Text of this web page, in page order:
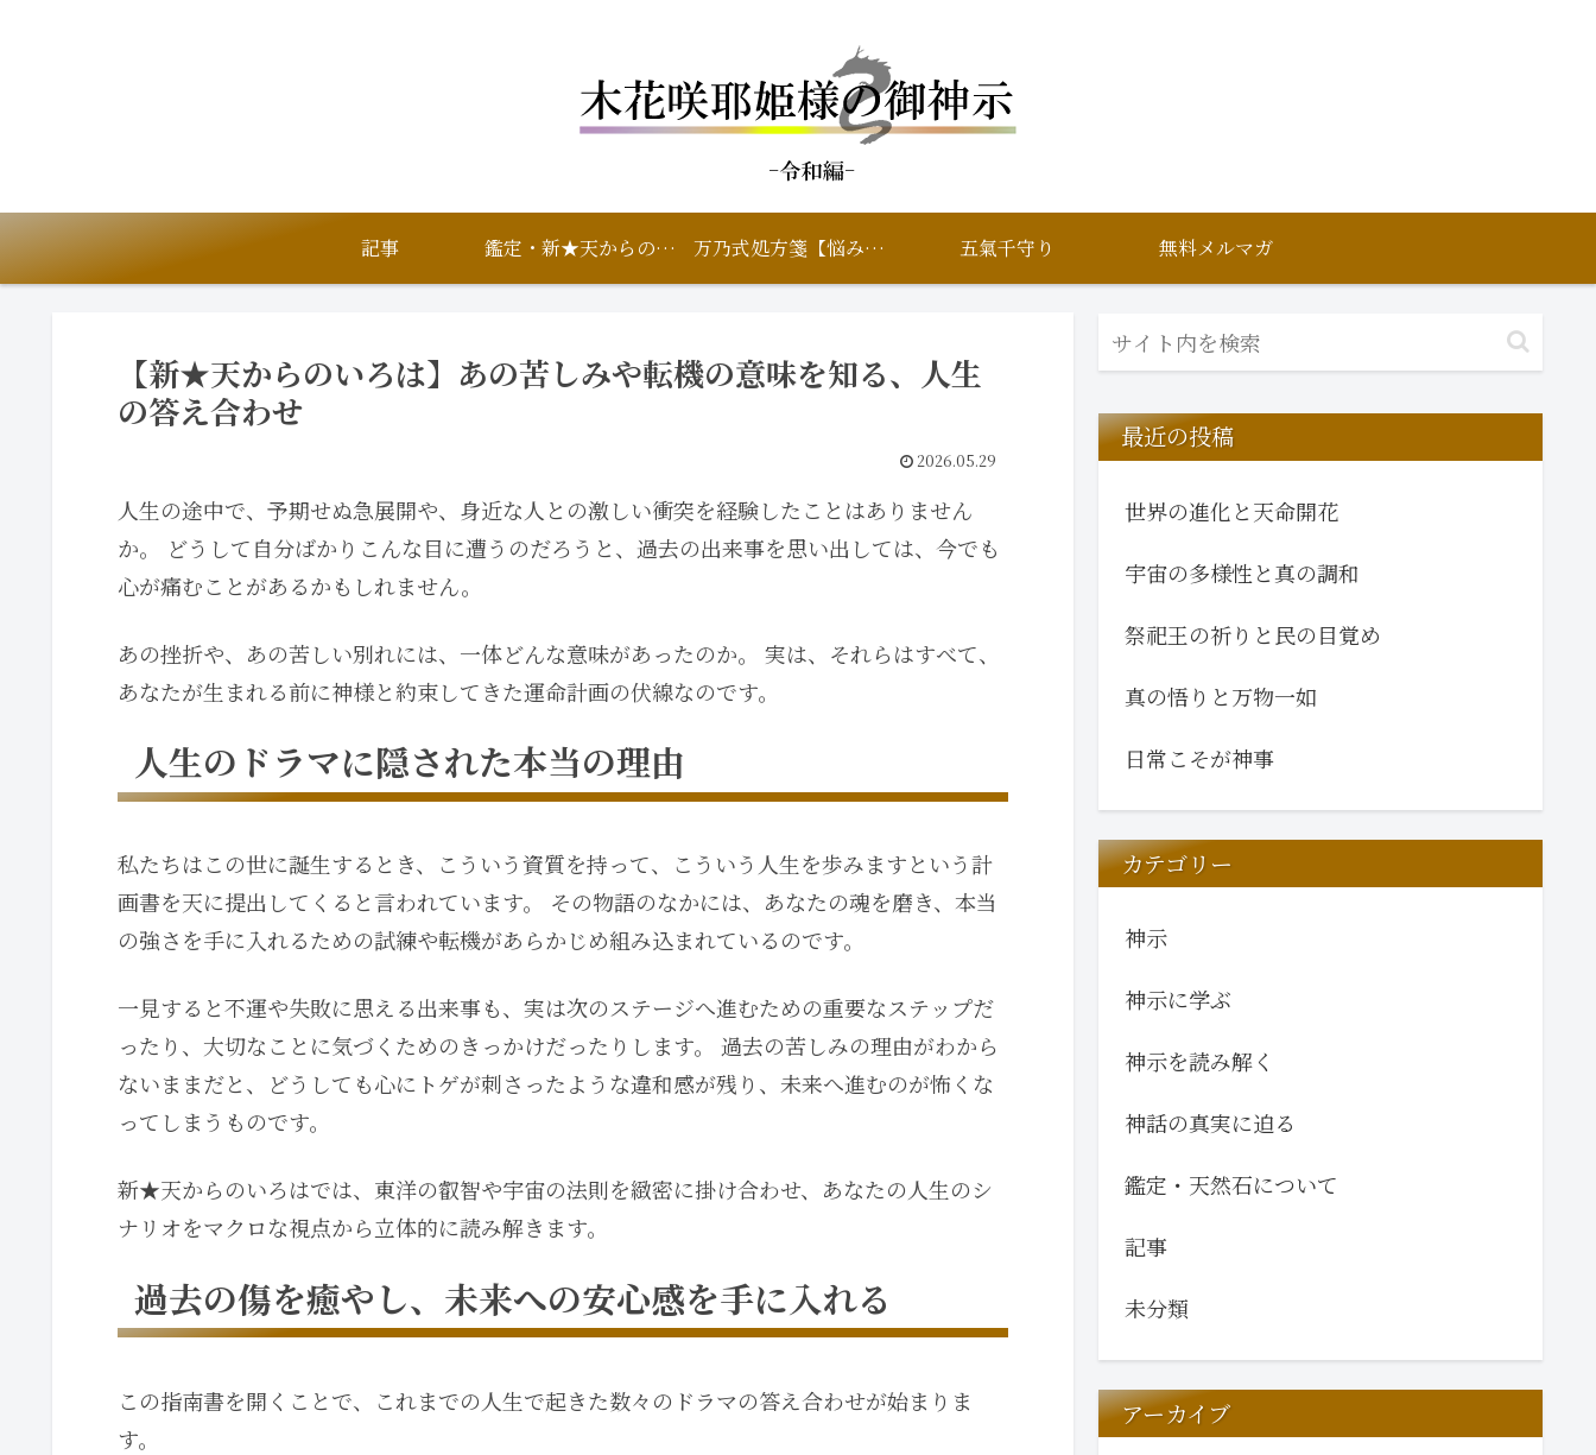
記事 鑑定・新★天からのいろは 万乃式処方箋【悩み相談】 五氣千守り 無料メルマガ
【新★天からのいろは】あの苦しみや転機の意味を知る、人生
の答え合わせ
2026.05.29
人生の途中で、予期せぬ急展開や、身近な人との激しい衝突を経験したことはありません
か。 どうして自分ばかりこんな目に遭うのだろうと、過去の出来事を思い出しては、今でも
心が痛むことがあるかもしれません。
あの挫折や、あの苦しい別れには、一体どんな意味があったのか。 実は、それらはすべて、
あなたが生まれる前に神様と約束してきた運命計画の伏線なのです。
人生のドラマに隠された本当の理由
私たちはこの世に誕生するとき、こういう資質を持って、こういう人生を歩みますという計
画書を天に提出してくると言われています。 その物語のなかには、あなたの魂を磨き、本当
の強さを手に入れるための試練や転機があらかじめ組み込まれているのです。
一見すると不運や失敗に思える出来事も、実は次のステージへ進むための重要なステップだ
ったり、大切なことに気づくためのきっかけだったりします。 過去の苦しみの理由がわから
ないままだと、どうしても心にトゲが刺さったような違和感が残り、未来へ進むのが怖くな
ってしまうものです。
新★天からのいろはでは、東洋の叡智や宇宙の法則を緻密に掛け合わせ、あなたの人生のシ
ナリオをマクロな視点から立体的に読み解きます。
過去の傷を癒やし、未来への安心感を手に入れる
この指南書を開くことで、これまでの人生で起きた数々のドラマの答え合わせが始まりま
す。
最近の投稿
世界の進化と天命開花
宇宙の多様性と真の調和
祭祀王の祈りと民の目覚め
真の悟りと万物一如
日常こそが神事
カテゴリー
神示
神示に学ぶ
神示を読み解く
神話の真実に迫る
鑑定・天然石について
記事
未分類
アーカイブ